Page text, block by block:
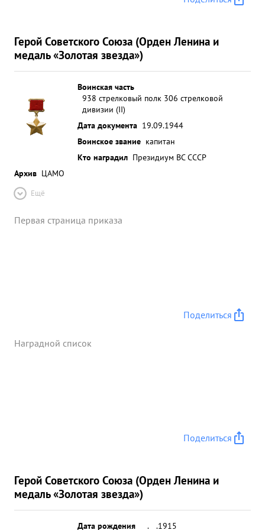
Герой Советского Союза (Орден Ленина и
медаль «Золотая звезда»)
Воинская часть
938 стрелковый полк 306 стрелковой
дивизии (II)
Дата документа 19.09.1944
Воинское звание капитан
Кто наградил Президиум ВС СССР
Архив ЦАМО
Ещё
Первая страница приказа
Поделиться
Наградной список
Поделиться
Герой Советского Союза (Орден Ленина и
медаль «Золотая звезда»)
Дата рождения __.__.1915